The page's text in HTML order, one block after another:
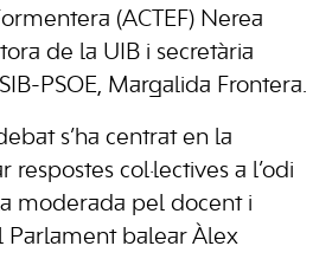
(ACTEF) Nerea
de la UIB i secretària
PSOE, Margalida Frontera.
s’ha centrat en la
respostes col·lectives a l’odi
moderada pel docent i
Parlament balear Àlex